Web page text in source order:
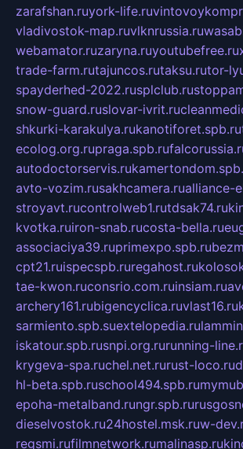
zarafshan.ruyork-life.ru
vladivostok-map.ruvlknrussia.ru
webamator.ruzaryna.ruyoutubefree.ru
trade-farm.rutajuncos.rutaksu.rutor-
spayderhed-2022.rusplclub.ru
snow-guard.ruslovar-ivrit.ru
shkurki-karakulya.rukanotiforet.spb.ru
ecolog.org.rupraga.spb.ru
autodoctorservis.ru
avto-vozim.rusakhcamera.rualliance-
stroyavt.rucontrolweb1.rutdsak74.ru
kvotka.ruiron-snab.rucosta-bella.ru
associaciya39.ruprimexpo.spb.ru
cpt21.ruispecspb.ruregahost.ru
tae-kwon.ruconsrio.com.ruinsiam.ru
archery161.rubigencyclica.ruvlast16.ru
sarmiento.spb.suextelopedia.ru
iskatour.spb.rusnpi.org.rurunning-
krygeva-spa.ruchel.net.rurust-loco.ru
hl-beta.spb.ruschool494.spb.ru
epoha-metalband.rungr.spb.ru
dieselvostok.ru24hostel.msk.ruw-
regsmi.rufilmnetwork.rumalinasp.ru